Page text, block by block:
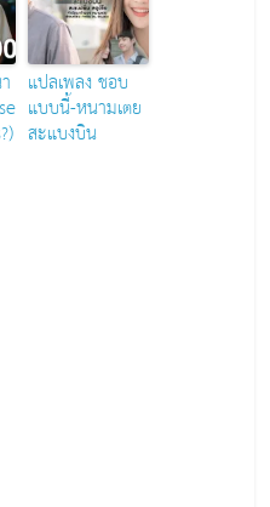
แปลเพลง ชอบ
แบบนี้-หนามเตย
สะแบงบิน